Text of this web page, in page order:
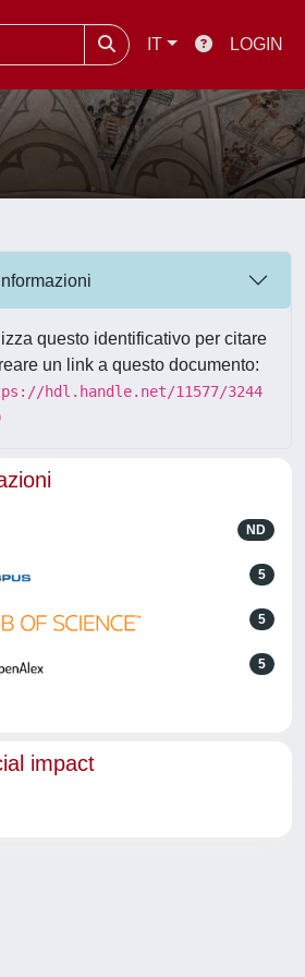
IT LOGIN
Informazioni
questo identificativo per citare
un link a questo documento:
hdl.handle.net/11577/3244
ND
5
5
5
impact